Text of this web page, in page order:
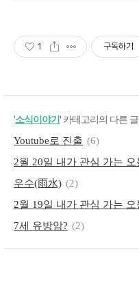
1 구독하기
'소식이야기' 카테고리의 다른 글
Youtube로 진출 (6)
우수(雨水) (2)
7세 유방암? (2)